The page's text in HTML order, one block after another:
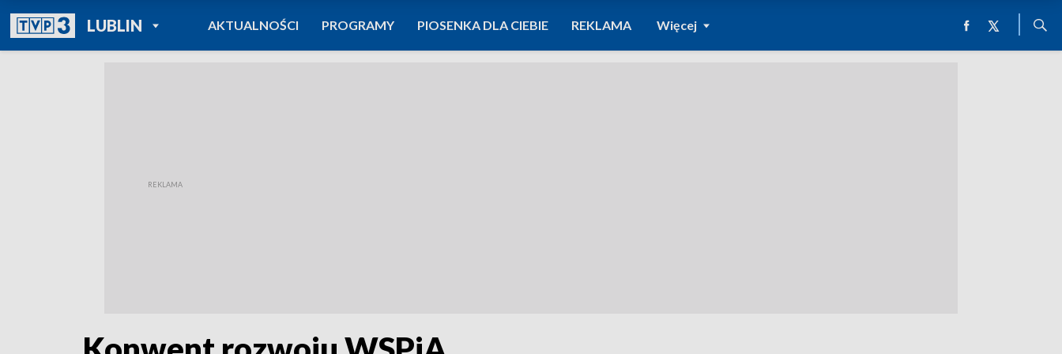
LUBLINPOWRÓT DO
TVP REGIONY
AKTUALNOŚCI PROGRAMY PIOSENKA DLA CIEBIE REKLAMA Więcej